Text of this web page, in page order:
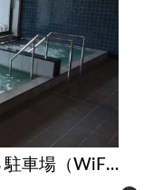
Carstay大熊町交流ゾーン第３駐車場（WiFi、温浴施設、コンビニ、飲食店街、コインランドリーすぐ）